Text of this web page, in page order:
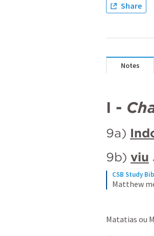
Share
Notes
I -
9a)
9b) viu
CSB Study
Matthew
Matatias ou